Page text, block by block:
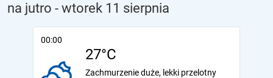
na jutro - wtorek 11 sierpnia
00:00
27°C
Zachmurzenie duże, lekki przelotny